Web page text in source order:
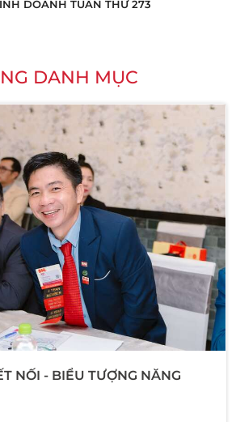
DOANH TUẦN THỨ 273
DANH MỤC
NỐI - BIỂU TƯỢNG NĂNG